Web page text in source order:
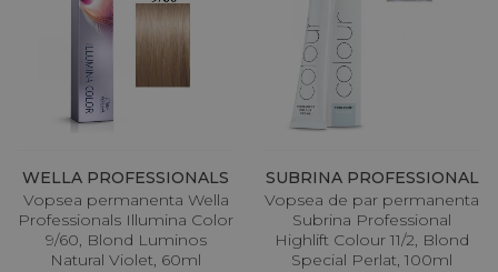
WELLA PROFESSIONALS
Vopsea permanenta Wella
Professionals Illumina Color
9/60, Blond Luminos
Natural Violet, 60ml
SUBRINA PROFESSIONAL
Vopsea de par permanenta
Subrina Professional
Highlift Colour 11/2, Blond
Special Perlat, 100ml